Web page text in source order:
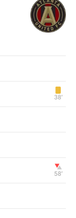
38‎’‎
58‎’‎